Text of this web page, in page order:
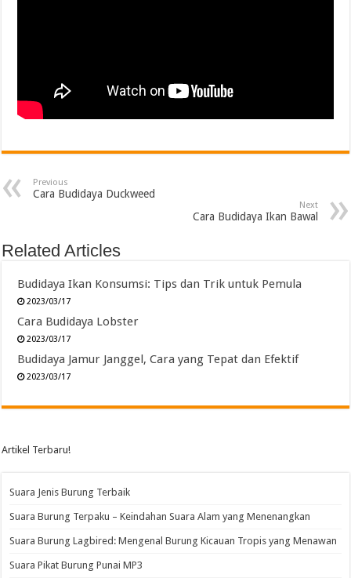
Previous
Cara Budidaya Duckweed
Next
Cara Budidaya Ikan Bawal
Related Articles
Budidaya Ikan Konsumsi: Tips dan Trik untuk Pemula
2023/03/17
Cara Budidaya Lobster
2023/03/17
Budidaya Jamur Janggel, Cara yang Tepat dan Efektif
2023/03/17
Artikel Terbaru!
Suara Jenis Burung Terbaik
Suara Burung Terpaku – Keindahan Suara Alam yang Menenangkan
Suara Burung Lagbired: Mengenal Burung Kicauan Tropis yang Menawan
Suara Pikat Burung Punai MP3